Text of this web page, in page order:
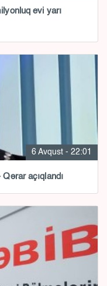
evi yarı
6 Avqust - 22:01
açıqlandı